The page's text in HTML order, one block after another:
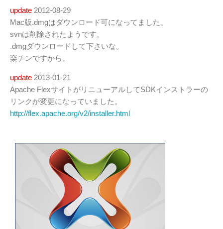
update 2012-08-29
Mac版.dmgはダウンロード可になってました。
svnは削除されたようです。
.dmgダウンロードして下さいな。
楽チンですから。
update 2013-01-21
Apache FlexサイトがリニューアルしてSDKインストラーの
リンクが変更になっていました。
http://flex.apache.org/v2/installer.html